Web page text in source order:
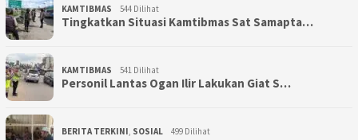
KAMTIBMAS 544 Dilihat
Tingkatkan Situasi Kamtibmas Sat Samapta…
KAMTIBMAS 541 Dilihat
Personil Lantas Ogan Ilir Lakukan Giat S…
BERITA TERKINI, SOSIAL 499 Dilihat